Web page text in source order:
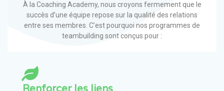
À la Coaching Academy, nous croyons fermement que le
succès d’une équipe repose sur la qualité des relations
entre ses membres. C’est pourquoi nos programmes de
teambuilding sont conçus pour :